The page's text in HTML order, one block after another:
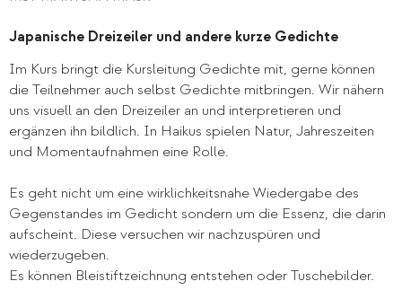
Japanische Dreizeiler und andere kurze Gedichte
Im Kurs bringt die Kursleitung Gedichte mit, gerne können
die Teilnehmer auch selbst Gedichte mitbringen. Wir nähern
uns visuell an den Dreizeiler an und interpretieren und
ergänzen ihn bildlich. In Haikus spielen Natur, Jahreszeiten
und Momentaufnahmen eine Rolle.
Es geht nicht um eine wirklichkeitsnahe Wiedergabe des
Gegenstandes im Gedicht sondern um die Essenz, die darin
aufscheint. Diese versuchen wir nachzuspüren und
wiederzugeben.
Es können Bleistiftzeichnung entstehen oder Tuschebilder.